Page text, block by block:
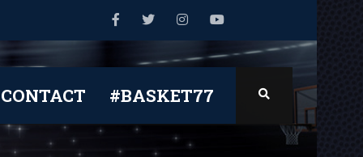
CONTACT #BASKET77